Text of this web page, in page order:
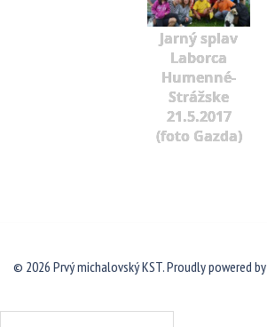
Jarný splav
Laborca
Humenné-
Strážske
21.5.2017
(foto Gazda)
© 2026 Prvý michalovský KST. Proudly powered by